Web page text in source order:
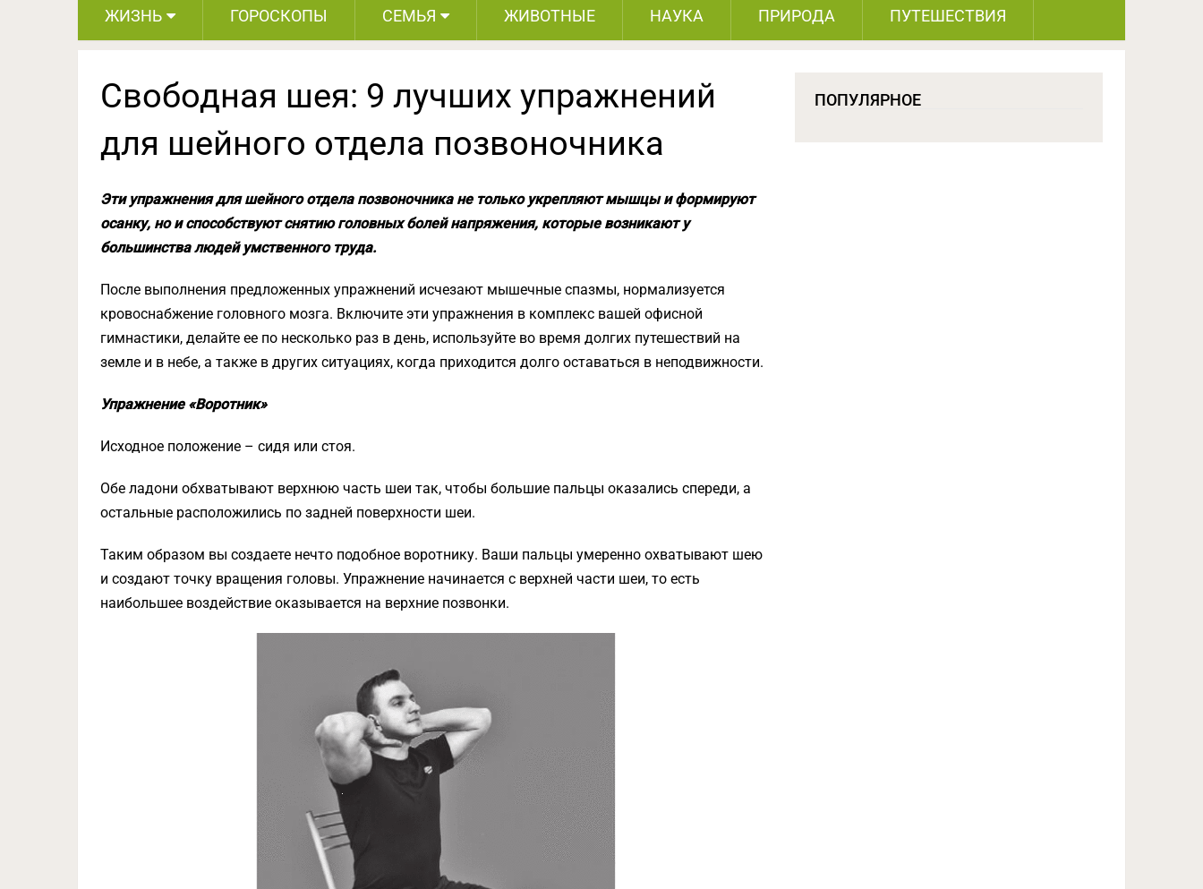
ЖИЗНЬ ГОРОСКОПЫ СЕМЬЯ ЖИВОТНЫЕ НАУКА ПРИРОДА ПУТЕШЕСТВИЯ
Свободная шея: 9 лучших упражнений
для шейного отдела позвоночника
Эти упражнения для шейного отдела позвоночника не только укрепляют мышцы и формируют
осанку, но и способствуют снятию головных болей напряжения, которые возникают у
большинства людей умственного труда.
После выполнения предложенных упражнений исчезают мышечные спазмы, нормализуется
кровоснабжение головного мозга. Включите эти упражнения в комплекс вашей офисной
гимнастики, делайте ее по несколько раз в день, используйте во время долгих путешествий на
земле и в небе, а также в других ситуациях, когда приходится долго оставаться в неподвижности.
Упражнение «Воротник»
Исходное положение – сидя или стоя.
Обе ладони обхватывают верхнюю часть шеи так, чтобы большие пальцы оказались спереди, а
остальные расположились по задней поверхности шеи.
Таким образом вы создаете нечто подобное воротнику. Ваши пальцы умеренно охватывают шею
и создают точку вращения головы. Упражнение начинается с верхней части шеи, то есть
наибольшее воздействие оказывается на верхние позвонки.
ПОПУЛЯРНОЕ